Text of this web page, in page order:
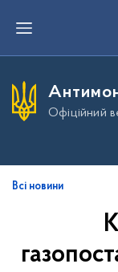
е
и
д
в
Офіційний
Всі новини